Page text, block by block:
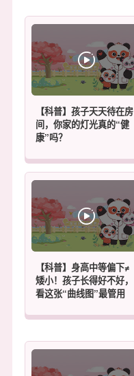
【科普】孩子天天待在房
间，你家的灯光真的“健
康”吗？
【科普】身高中等偏下≠
矮小！孩子长得好不好，
看这张“曲线图”最管用